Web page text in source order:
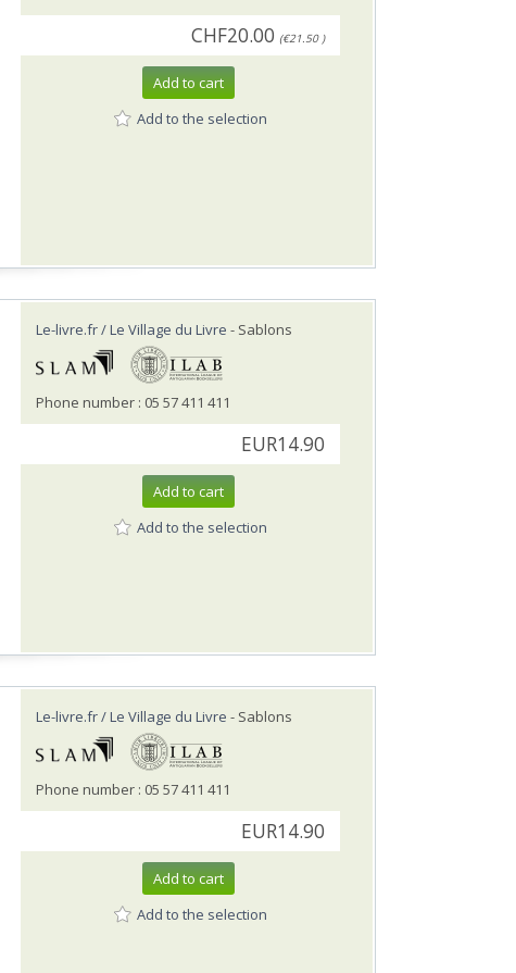
CHF20.00 (€21.50 )
Add to cart
Add to the selection
Le-livre.fr / Le Village du Livre - Sablons
Phone number : 05 57 411 411
EUR14.90
Add to cart
Add to the selection
Le-livre.fr / Le Village du Livre - Sablons
Phone number : 05 57 411 411
EUR14.90
Add to cart
Add to the selection